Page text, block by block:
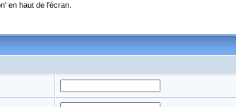
en haut de l'écran.